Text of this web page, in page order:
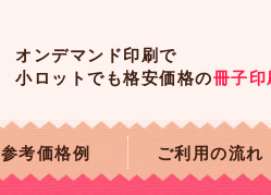
オンデマンド印刷で
小ロットでも格安価格の冊子
参考価格例 ご利用の流れ